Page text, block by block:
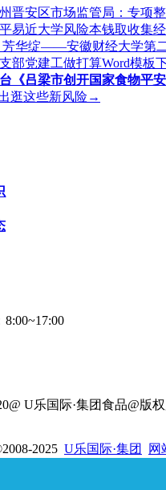
晋安区市场监管局：专项
易近大学风险本钱取收集
芳华绽——安徽财经大学第
部党建工做打算Word模板
《吕梁市创开国家食物平
逛这些新风险→
U乐国际·集团食品@版
2025 U乐国际·集团
网